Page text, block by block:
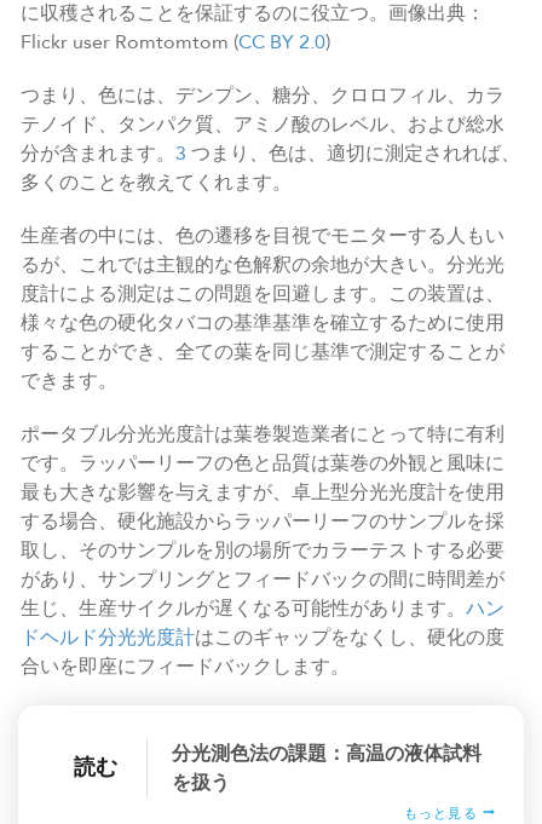
に収穫されることを保証するのに役立つ。画像出典：
Flickr user Romtomtom (CC BY 2.0)
つまり、色には、デンプン、糖分、クロロフィル、カラ
テノイド、タンパク質、アミノ酸のレベル、および総水
分が含まれます。 3 つまり、色は、適切に測定されれば、
多くのことを教えてくれます。
生産者の中には、色の遷移を目視でモニターする人もい
るが、これでは主観的な色解釈の余地が大きい。分光光
度計による測定はこの問題を回避します。この装置は、
様々な色の硬化タバコの基準基準を確立するために使用
することができ、全ての葉を同じ基準で測定することが
できます。
ポータブル分光光度計は葉巻製造業者にとって特に有利
です。ラッパーリーフの色と品質は葉巻の外観と風味に
最も大きな影響を与えますが、卓上型分光光度計を使用
する場合、硬化施設からラッパーリーフのサンプルを採
取し、そのサンプルを別の場所でカラーテストする必要
があり、サンプリングとフィードバックの間に時間差が
生じ、生産サイクルが遅くなる可能性があります。 ハン
ドヘルド分光光度計はこのギャップをなくし、硬化の度
合いを即座にフィードバックします。
読む
分光測色法の課題：高温の液体試料
を扱う
もっと見る